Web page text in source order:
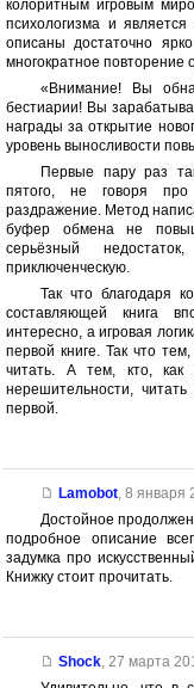
колоритным игровым
психологизма и
описаны достаточно
многократное
«Внимание! Вы
бестиарии! Вы
награды за открытие
уровень выносливости
Первые пару раз
пятого, не говоря про
раздражение. Метод
буфер обмена не
серьёзный
приключенческую.
Так что благодаря
составляющей книга
интересно, а игровая
первой книге. Так что
читать. А тем, кто,
нерешительности,
первой.
Lamobot, 8 января
Достойное
подробное описание
задумка про
Книжку стоит прочитать.
Shock, 27 марта